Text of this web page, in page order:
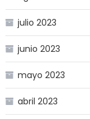
julio 2023
junio 2023
mayo 2023
abril 2023